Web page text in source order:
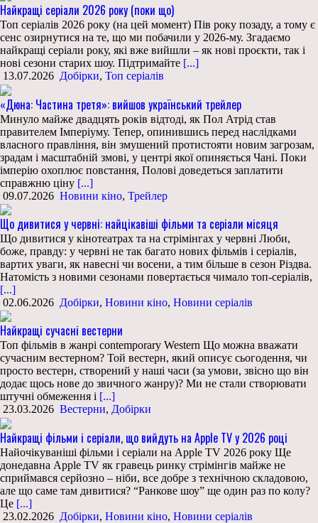
Найкращі серіали 2026 року (поки що)
Топ серіалів 2026 року (на цей момент) Пів року позаду, а тому є
сенс озирнутися на те, що ми побачили у 2026-му. Згадаємо
найкращі серіали року, які вже вийшли – як нові проєкти, так і
нові сезони старих шоу. Підтримайте [...]
13.07.2026 Добірки, Топ серіалів
«Дюна: Частина третя»: вийшов український трейлер
Минуло майже двадцять років відтоді, як Пол Атрід став
правителем Імперіуму. Тепер, опинившись перед наслідками
власного правління, він змушений протистояти новим загрозам,
зрадам і масштабній змові, у центрі якої опиняється Чані. Поки
імперію охоплює повстання, Полові доведеться заплатити
справжню ціну [...]
09.07.2026 Новини кіно, Трейлер
Що дивитися у червні: найцікавіші фільми та серіали місяця
Що дивитися у кінотеатрах та на стрімінгах у червні Люби,
боже, правду: у червні не так багато нових фільмів і серіалів,
вартих уваги, як навесні чи восени, а тим більше в сезон Різдва.
Натомість з новими сезонами повертається чимало топ-серіалів,
[...]
02.06.2026 Добірки, Новини кіно, Новини серіалів
Найкращі сучасні вестерни
Топ фільмів в жанрі contemporary Western Що можна вважати
сучасним вестерном? Той вестерн, який описує сьогодення, чи
просто вестерн, створений у наші часи (за умови, звісно що він
додає щось нове до звичного жанру)? Ми не стали створювати
штучні обмеження і [...]
23.03.2026 Вестерни, Добірки
Найкращі фільми і серіали, що вийдуть на Apple TV у 2026 році
Найочікуваніші фільми і серіали на Apple TV 2026 року Ще
донедавна Apple TV як гравець ринку стрімінгів майже не
сприймався серйозно – ніби, все добре з технічною складовою,
але що саме там дивитися? “Ранкове шоу” ще один раз по колу?
Це [...]
23.02.2026 Добірки, Новини кіно, Новини серіалів